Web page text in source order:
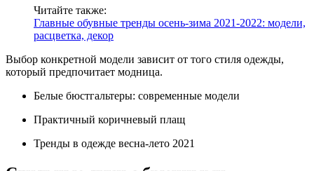
Читайте также:
Главные обувные тренды осень-зима 2021-2022: модели,
расцветка, декор
Выбор конкретной модели зависит от того стиля одежды,
который предпочитает модница.
Белые бюстгальтеры: современные модели
Практичный коричневый плащ
Тренды в одежде весна-лето 2021